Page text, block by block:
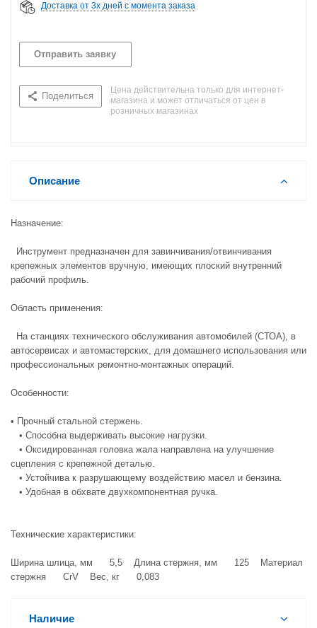
Доставка от 3х дней с момента заказа
Отправить заявку
Поделиться
Цена действительна только для интернет-
магазина и может отличаться от цен в
розничных магазинах
Описание
Назначение:
Инструмент предназначен для завинчивания/отвинчивания
крепежных элементов вручную, имеющих плоский внутренний
рабочий профиль.
Область применения:
На станциях технического обслуживания автомобилей (СТОА), в
автосервисах и автомастерских, для домашнего использования или
профессиональных ремонтно-монтажных операций.
Особенности:
• Прочный стальной стержень.
• Способна выдерживать высокие нагрузки.
• Оксидированная головка жала направлена на улучшение
сцепления с крепежной деталью.
• Устойчива к разрушающему воздействию масел и бензина.
• Удобная в обхвате двухкомпонентная ручка.
Технические характеристики:
Ширина шлица, мм 5,5 Длина стержня, мм 125 Материал
стержня CrV Вес, кг 0,083
Наличие